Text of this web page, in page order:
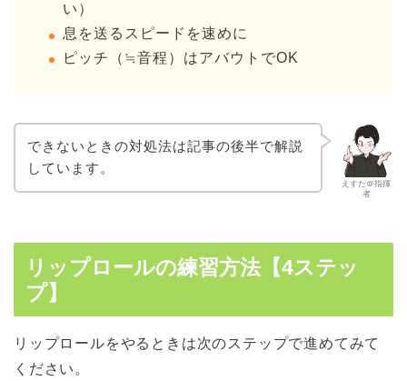
い）
息を送るスピードを速めに
ピッチ（≒音程）はアバウトでOK
えすた＠指揮
者
できないときの対処法は記事の後半で解説
しています。
リップロールの練習方法【4ステッ
プ】
リップロールをやるときは次のステップで進めてみて
ください。